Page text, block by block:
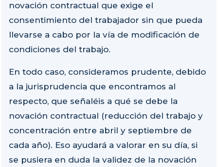
novación contractual que exige el
consentimiento del trabajador sin que pueda
llevarse a cabo por la vía de modificación de
condiciones del trabajo.
En todo caso, consideramos prudente, debido
a la jurisprudencia que encontramos al
respecto, que señaléis a qué se debe la
novación contractual (reducción del trabajo y
concentración entre abril y septiembre de
cada año). Eso ayudará a valorar en su día, si
se pusiera en duda la validez de la novación